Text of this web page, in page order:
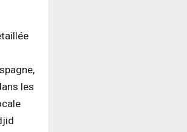
les